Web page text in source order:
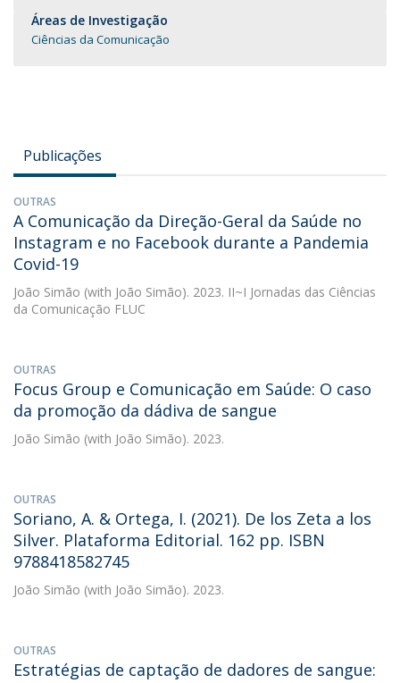
Áreas de Investigação
Ciências da Comunicação
Publicações
OUTRAS
A Comunicação da Direção-Geral da Saúde no
Instagram e no Facebook durante a Pandemia
Covid-19
João Simão (with João Simão). 2023. II~I Jornadas das Ciências
da Comunicação FLUC
OUTRAS
Focus Group e Comunicação em Saúde: O caso
da promoção da dádiva de sangue
João Simão (with João Simão). 2023.
OUTRAS
Soriano, A. & Ortega, I. (2021). De los Zeta a los
Silver. Plataforma Editorial. 162 pp. ISBN
9788418582745
João Simão (with João Simão). 2023.
OUTRAS
Estratégias de captação de dadores de sangue: